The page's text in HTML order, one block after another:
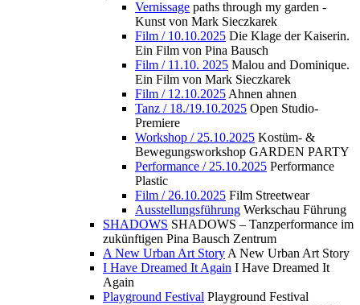
Vernissage paths through my garden -
Kunst von Mark Sieczkarek
Film / 10.10.2025 Die Klage der Kaiserin.
Ein Film von Pina Bausch
Film / 11.10. 2025 Malou and Dominique.
Ein Film von Mark Sieczkarek
Film / 12.10.2025 Ahnen ahnen
Tanz / 18./19.10.2025 Open Studio-
Premiere
Workshop / 25.10.2025 Kostüm- &
Bewegungsworkshop GARDEN PARTY
Performance / 25.10.2025 Performance
Plastic
Film / 26.10.2025 Film Streetwear
Ausstellungsführung Werkschau Führung
SHADOWS SHADOWS – Tanzperformance im
zukünftigen Pina Bausch Zentrum
A New Urban Art Story A New Urban Art Story
I Have Dreamed It Again I Have Dreamed It
Again
Playground Festival Playground Festival